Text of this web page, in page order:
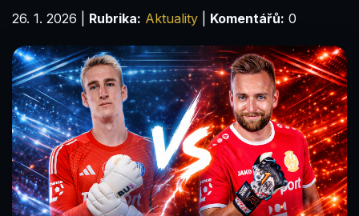
26. 1. 2026 Rubrika: Aktuality Komentářů: 0